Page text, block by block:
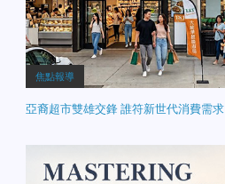
焦點報導
亞裔超市雙雄交鋒 誰符新世代消費需求